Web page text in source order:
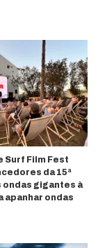
Surf Film Fest
da 15ª
ondas gigantes à
apanhar ondas